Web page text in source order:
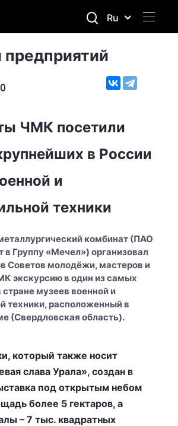
Ru
предприятий
ЧМК посетили
в России
и
техники
комбинат (ПАО
Группу «Мечел») организовал
Советов молодёжи, мастеров и
экскурсию в один из самых
музеев военной и
техники, расположенный в
(Свердловская область).
который также носит
слава Урала», создан в
под открытым небом
более 5 гектаров, а
– 7 тыс. квадратных